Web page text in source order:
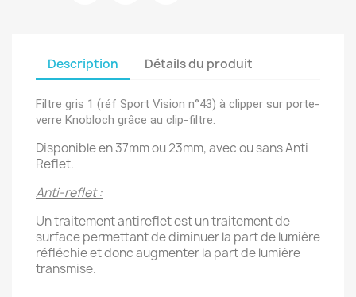
Description Détails du produit
Filtre gris 1 (réf Sport Vision n°43) à clipper sur porte-
verre Knobloch grâce au clip-filtre.
Disponible en 37mm ou 23mm, avec ou sans Anti
Reflet.
Anti-reflet :
Un traitement antireflet est un traitement de
surface permettant de diminuer la part de lumière
réfléchie et donc augmenter la part de lumière
transmise.